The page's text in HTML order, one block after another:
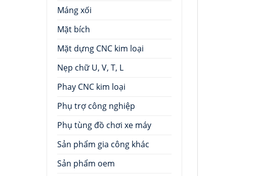
Máng xối
Mặt bích
Mặt dựng CNC kim loại
Nẹp chữ U, V, T, L
Phay CNC kim loại
Phụ trợ công nghiệp
Phụ tùng đồ chơi xe máy
Sản phẩm gia công khác
Sản phẩm oem